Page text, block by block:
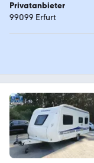
Privatanbieter
99099 Erfurt